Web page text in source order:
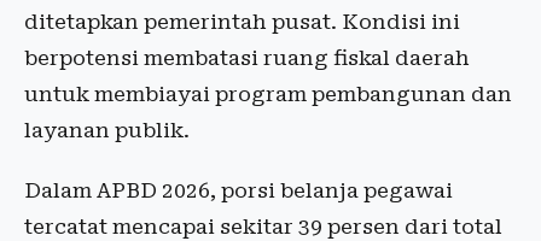
ditetapkan pemerintah pusat. Kondisi ini
berpotensi membatasi ruang fiskal daerah
untuk membiayai program pembangunan dan
layanan publik.
Dalam APBD 2026, porsi belanja pegawai
tercatat mencapai sekitar 39 persen dari total